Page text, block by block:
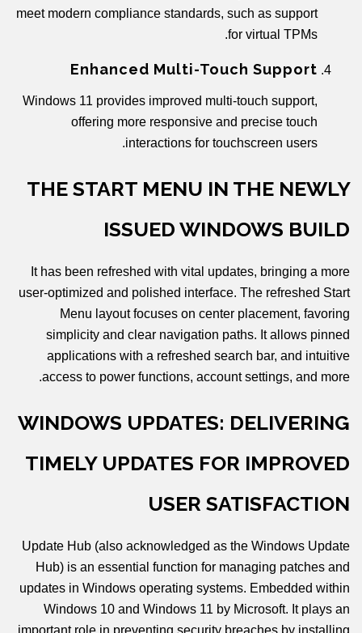
meet modern compliance standards, such as support
for virtual TPMs.
Enhanced Multi-Touch Support
Windows 11 provides improved multi-touch support,
offering more responsive and precise touch
interactions for touchscreen users.
THE START MENU IN THE NEWLY
ISSUED WINDOWS BUILD
It has been refreshed with vital updates, bringing a more
user-optimized and polished interface. The refreshed Start
Menu layout focuses on center placement, favoring
simplicity and clear navigation paths. It allows pinned
applications with a refreshed search bar, and intuitive
access to power functions, account settings, and more.
WINDOWS UPDATES: DELIVERING
TIMELY UPDATES FOR IMPROVED
USER SATISFACTION
Update Hub (also acknowledged as the Windows Update
Hub) is an essential function for managing patches and
updates in Windows operating systems. Embedded within
Windows 10 and Windows 11 by Microsoft. It plays an
important role in preventing security breaches by installing